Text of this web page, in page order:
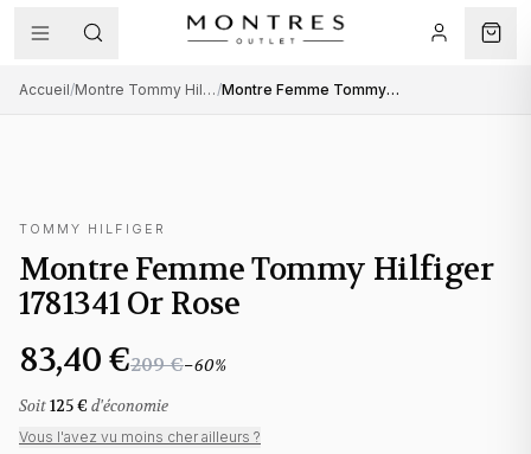
Accueil/ Montre Tommy Hilfiger femme/ Montre Femme Tommy Hilfiger 1781341 Or Rose
TOMMY HILFIGER
Montre Femme Tommy Hilfiger
1781341 Or Rose
83,40 €209 €−60%
Soit125 € d'économie
Vous l'avez vu moins cher ailleurs ?